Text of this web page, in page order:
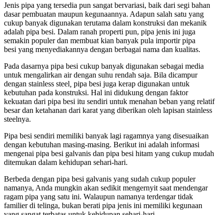
Jenis pipa yang tersedia pun sangat bervariasi, baik dari segi bahan
dasar pembuatan maupun kegunaannya. Adapun salah satu yang
cukup banyak digunakan terutama dalam konstruksi dan mekanik
adalah pipa besi. Dalam ranah properti pun, pipa jenis ini juga
semakin populer dan membuat kian banyak pula importir pipa
besi yang menyediakannya dengan berbagai nama dan kualitas.
Pada dasarnya pipa besi cukup banyak digunakan sebagai media
untuk mengalirkan air dengan suhu rendah saja. Bila dicampur
dengan stainless steel pipa besi juga kerap digunakan untuk
kebutuhan pada konstruksi. Hal ini didukung dengan faktor
kekuatan dari pipa besi itu sendiri untuk menahan beban yang relatif
besar dan ketahanan dari karat yang diberikan oleh lapisan stainless
steelnya.
Pipa besi sendiri memiliki banyak lagi ragamnya yang disesuaikan
dengan kebutuhan masing-masing. Berikut ini adalah informasi
mengenai pipa besi galvanis dan pipa besi hitam yang cukup mudah
ditemukan dalam kehidupan sehari-hari.
Berbeda dengan pipa besi galvanis yang sudah cukup populer
namanya, Anda mungkin akan sedikit mengernyit saat mendengar
ragam pipa yang satu ini. Walaupun namanya terdengar tidak
familier di telinga, bukan berati pipa jenis ini memiliki kegunaan